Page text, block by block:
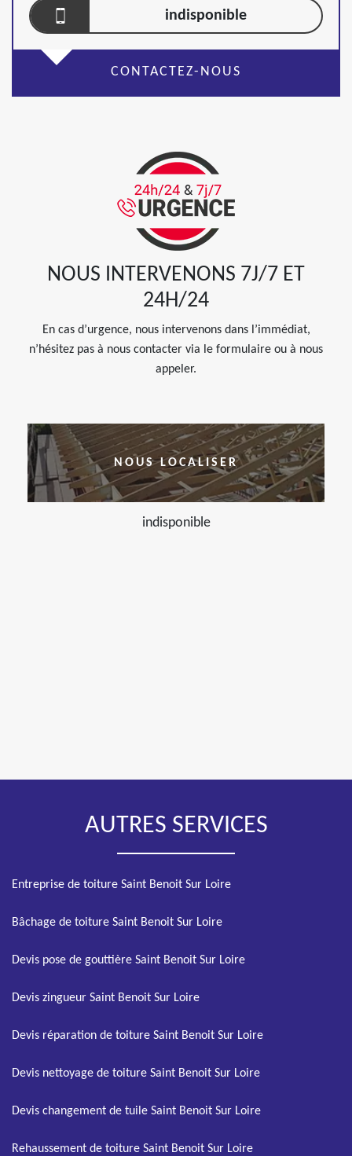
indisponible
CONTACTEZ-NOUS
NOUS INTERVENONS 7J/7 ET
24H/24
En cas d’urgence, nous intervenons dans l’immédiat,
n’hésitez pas à nous contacter via le formulaire ou à nous
appeler.
NOUS LOCALISER
indisponible
AUTRES SERVICES
Entreprise de toiture Saint Benoit Sur Loire
Bâchage de toiture Saint Benoit Sur Loire
Devis pose de gouttière Saint Benoit Sur Loire
Devis zingueur Saint Benoit Sur Loire
Devis réparation de toiture Saint Benoit Sur Loire
Devis nettoyage de toiture Saint Benoit Sur Loire
Devis changement de tuile Saint Benoit Sur Loire
Rehaussement de toiture Saint Benoit Sur Loire